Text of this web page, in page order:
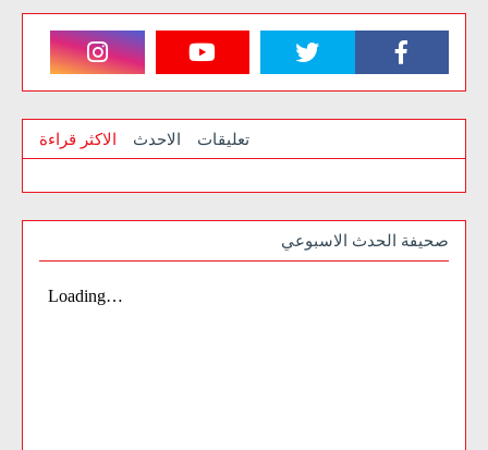
الاكثر قراءة الاحدث تعليقات
صحيفة الحدث الاسبوعي